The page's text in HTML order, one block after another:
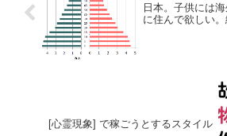
日本。子供には
に住んで欲しい
[心霊現象] で稼ごうとするスタイル